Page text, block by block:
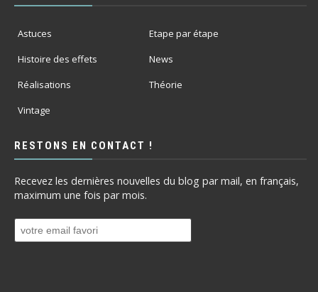
Astuces
Etape par étape
Histoire des effets
News
Réalisations
Théorie
Vintage
RESTONS EN CONTACT !
Recevez les dernières nouvelles du blog par mail, en français,
maximum une fois par mois.